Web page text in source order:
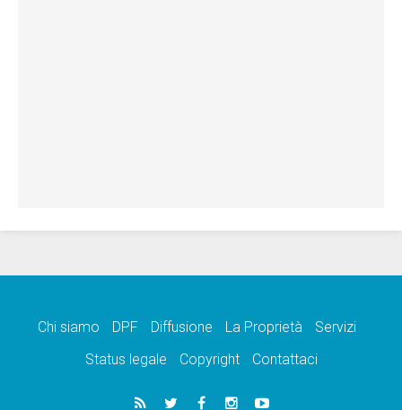
Chi siamo DPF Diffusione La Proprietà
Servizi
Status legale
Copyright Contattaci